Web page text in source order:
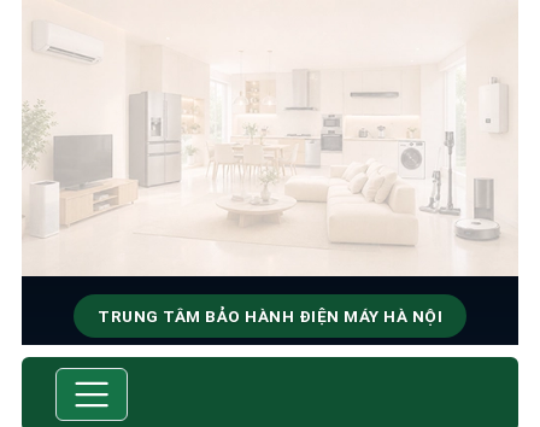
TRUNG TÂM BẢO HÀNH ĐIỆN MÁY HÀ NỘI
SỬA CHỮA & BẢO HÀNH